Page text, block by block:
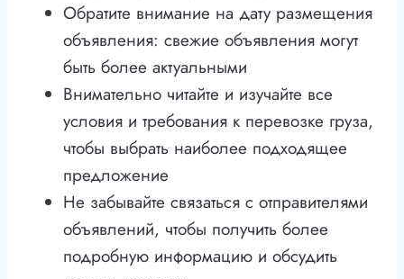
Обратите внимание на дату размещения
объявления: свежие объявления могут
быть более актуальными
Внимательно читайте и изучайте все
условия и требования к перевозке груза,
чтобы выбрать наиболее подходящее
предложение
Не забывайте связаться с отправителями
объявлений, чтобы получить более
подробную информацию и обсудить